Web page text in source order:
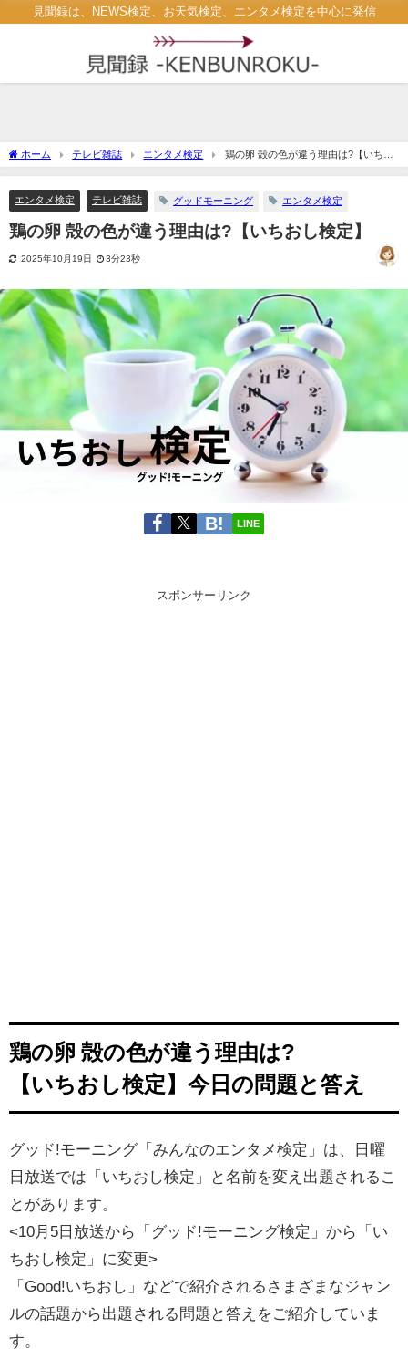
見聞録は、NEWS検定、お天気検定、エンタメ検定を中心に発信
ホーム テレビ雑誌 エンタメ検定
鶏の卵 殻の色が違う理由は?【いちお
し検定】
エンタメ検定 テレビ雑誌 グッドモーニング エンタメ検定
鶏の卵 殻の色が違う理由は?【いちおし検定】
2025年10月19日 3分23秒
LINE
スポンサーリンク
鶏の卵 殻の色が違う理由は?
【いちおし検定】今日の問題と答え
グッド!モーニング「みんなのエンタメ検定」は、日曜
日放送では「いちおし検定」と名前を変え出題されるこ
とがあります。
<10月5日放送から「グッド!モーニング検定」から「い
ちおし検定」に変更>
「Good!いちおし」などで紹介されるさまざまなジャン
ルの話題から出題される問題と答えをご紹介していま
す。